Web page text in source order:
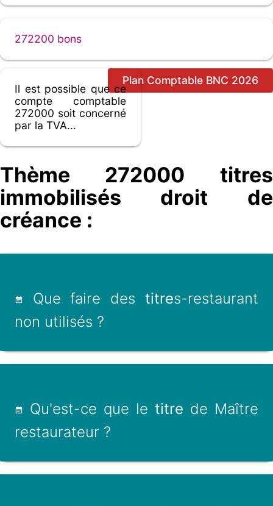
272200 bons
Plan Comptable BNC 2026
Il est possible que ce
compte comptable
272000 soit concerné
par la TVA...
Thème 272000 titres
immobilisés droit de
créance :
Que faire des titres-restaurant
non utilisés ?
Qu'est-ce que le titre de Maître
restaurateur ?